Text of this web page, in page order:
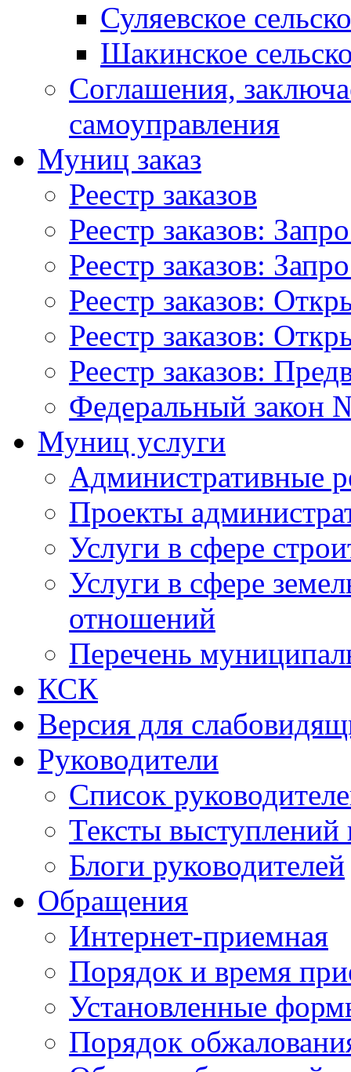
Суляевское
Шакинское
Соглашения,
самоуправления
Муниц заказ
Реестр заказов
Реестр заказов:
Реестр заказов:
Реестр заказов:
Реестр заказов:
Реестр заказов:
Федеральный закон
Муниц услуги
Административные
Проекты
Услуги в сфере
Услуги в сфере
отношений
Перечень
КСК
Версия для
Руководители
Список
Тексты выступлений
Блоги руководителей
Обращения
Интернет-приемная
Порядок и время
Установленные
Порядок